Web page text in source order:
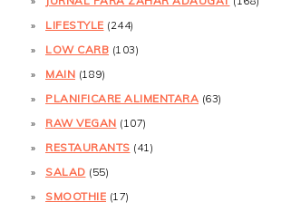
LIFESTYLE (244)
LOW CARB (103)
MAIN (189)
PLANIFICARE ALIMENTARA (63)
RAW VEGAN (107)
RESTAURANTS (41)
SALAD (55)
SMOOTHIE (17)